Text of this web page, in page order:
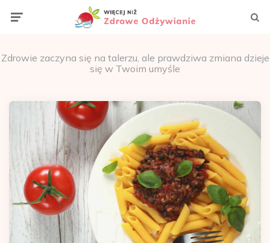
Zdrowie zaczyna się na talerzu, ale prawdziwa zmiana dzieje
się w Twoim umyśle